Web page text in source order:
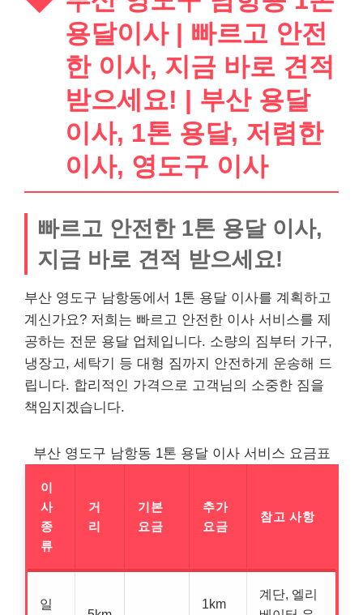
용달이사 | 빠르고 안전
한 이사, 지금 바로 견적
받으세요! | 부산 용달
이사, 1톤 용달, 저렴한
이사, 영도구 이사
빠르고 안전한 1톤 용달 이사,
지금 바로 견적 받으세요!
부산 영도구 남항동에서 1톤 용달 이사를 계획하고
계신가요? 저희는 빠르고 안전한 이사 서비스를 제
공하는 전문 용달 업체입니다. 소량의 짐부터 가구,
냉장고, 세탁기 등 대형 짐까지 안전하게 운송해 드
립니다. 합리적인 가격으로 고객님의 소중한 짐을
책임지겠습니다.
부산 영도구 남항동 1톤 용달 이사 서비스 요금표
이
사
종
류
거
리
기본
요금
추가
요금
참고 사항
일 1km
계단, 엘리